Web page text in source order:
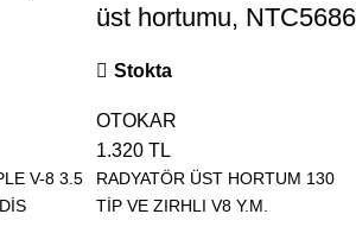
V-8 3.5
üst hortumu, NTC5686
Stokta
OTOKAR
1.320 TL
RADYATÖR ÜST HORTUM 130
TİP VE ZIRHLI V8 Y.M.